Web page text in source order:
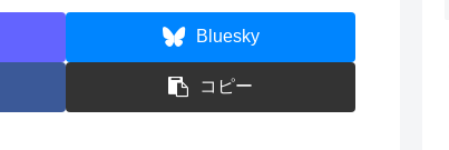
Bluesky
コピー